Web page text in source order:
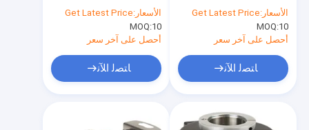
الأسعار:Get Latest Price
MOQ:10
أحصل على آخر سعر
ﺎﺘﺼﻟ ﺍﻶﻧ
الأسعار:Get Latest Price
MOQ:10
أحصل على آخر سعر
ﺎﺘﺼﻟ ﺍﻶﻧ